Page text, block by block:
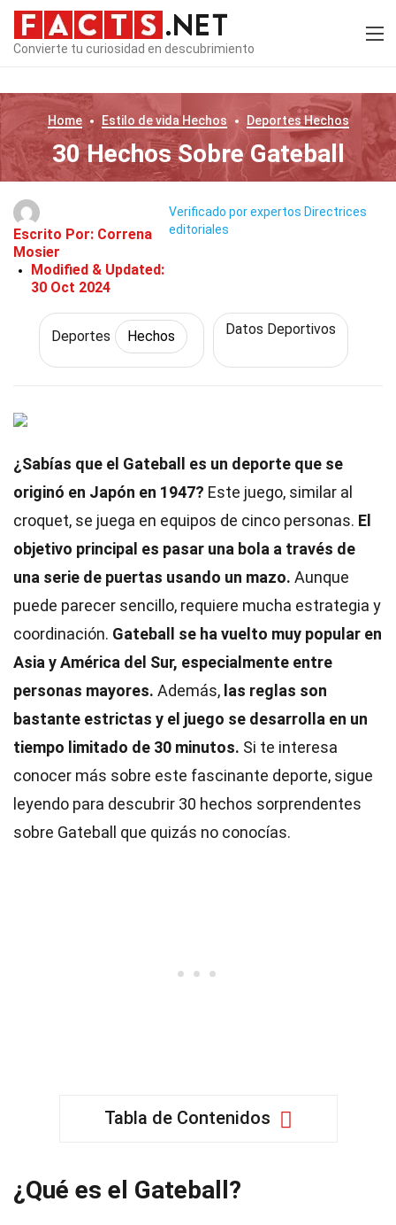
Convierte tu curiosidad en descubrimiento
Home Estilo de vida Hechos DeportesHechos
30 Hechos Sobre Gateball
Escrito Por: Correna
Mosier
Modified & Updated:
30 Oct 2024
Verificado por expertos Directrices
editoriales
Deportes Hechos Datos Deportivos
¿Sabías que el Gateball es un deporte que se
originó en Japón en 1947? Este juego, similar al
croquet, se juega en equipos de cinco personas. El
objetivo principal es pasar una bola a través de
una serie de puertas usando un mazo. Aunque
puede parecer sencillo, requiere mucha estrategia y
coordinación. Gateball se ha vuelto muy popular en
Asia y América del Sur, especialmente entre
personas mayores. Además, las reglas son
bastante estrictas y el juego se desarrolla en un
tiempo limitado de 30 minutos. Si te interesa
conocer más sobre este fascinante deporte, sigue
leyendo para descubrir 30 hechos sorprendentes
sobre Gateball que quizás no conocías.
Tabla de Contenidos
¿Qué es el Gateball?